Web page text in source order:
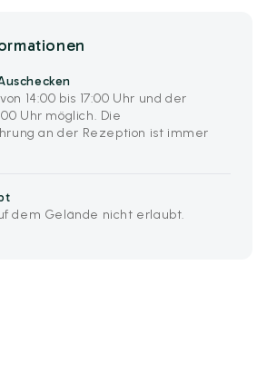
14:00 bis 17:00 Uhr und der
Uhr möglich. Die
an der Rezeption ist immer
dem Gelände nicht erlaubt.